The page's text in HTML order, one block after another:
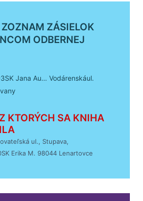
ZOZNAM ZÁSIELOK
ODBERNEJ
Jana Au… Vodárenskául.
KTORÝCH SA KNIHA
ul., Stupava,
Erika M. 98044 Lenartovce